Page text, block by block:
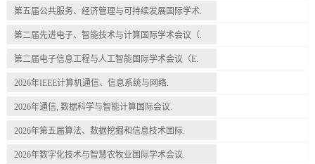
第五届公共服务、经济管理与可持续发展国际学术.
第二届先进电子、智能技术与计算国际学术会议（.
第二届电子信息工程与人工智能国际学术会议（E.
2026年IEEE计算机通信、信息系统与网络.
2026年通信, 数据科学与智能计算国际会议.
2026年第五届算法、数据挖掘和信息技术国际.
2026年数字化技术与智慧农牧业国际学术会议.